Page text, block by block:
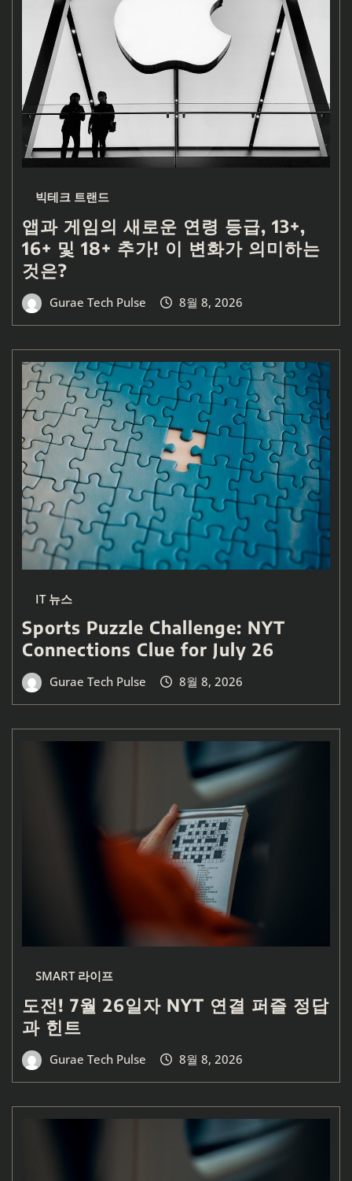
빅테크 트랜드
앱과 게임의 새로운 연령 등급, 13+,
16+ 및 18+ 추가! 이 변화가 의미하는
것은?
Gurae Tech Pulse 8월 8, 2026
IT 뉴스
Sports Puzzle Challenge: NYT
Connections Clue for July 26
Gurae Tech Pulse 8월 8, 2026
SMART 라이프
도전! 7월 26일자 NYT 연결 퍼즐 정답
과 힌트
Gurae Tech Pulse 8월 8, 2026